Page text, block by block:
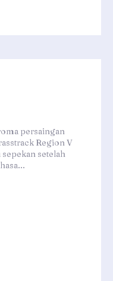
persaingan
Region V
setelah